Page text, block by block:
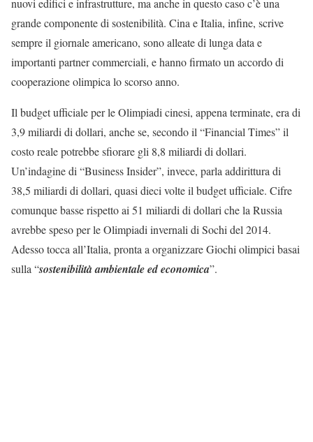
nuovi edifici e infrastrutture, ma anche in questo caso c’è una
grande componente di sostenibilità. Cina e Italia, infine, scrive
sempre il giornale americano, sono alleate di lunga data e
importanti partner commerciali, e hanno firmato un accordo di
cooperazione olimpica lo scorso anno.
Il budget ufficiale per le Olimpiadi cinesi, appena terminate, era di
3,9 miliardi di dollari, anche se, secondo il “Financial Times” il
costo reale potrebbe sfiorare gli 8,8 miliardi di dollari.
Un’indagine di “Business Insider”, invece, parla addirittura di
38,5 miliardi di dollari, quasi dieci volte il budget ufficiale. Cifre
comunque basse rispetto ai 51 miliardi di dollari che la Russia
avrebbe speso per le Olimpiadi invernali di Sochi del 2014.
Adesso tocca all’Italia, pronta a organizzare Giochi olimpici basai
sulla “sostenibilità ambientale ed economica”.